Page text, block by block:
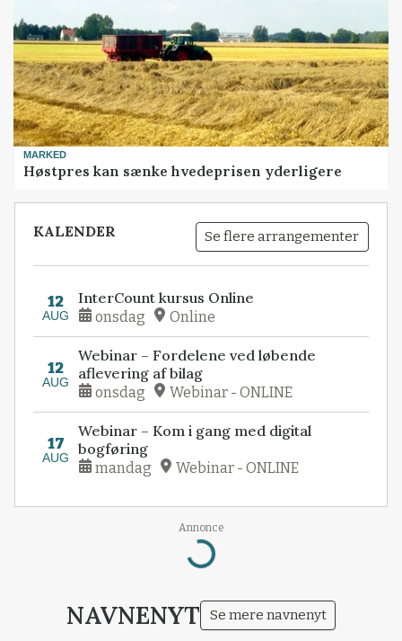
MARKED
Høstpres kan sænke hvedeprisen yderligere
KALENDER Se flere arrangementer
12
AUG
InterCount kursus Online
onsdag Online
12
AUG
Webinar – Fordelene ved løbende
aflevering af bilag
onsdag Webinar - ONLINE
17
AUG
Webinar – Kom i gang med digital
bogføring
mandag Webinar - ONLINE
Annonce
Loading...
NAVNENYT Se mere navnenyt